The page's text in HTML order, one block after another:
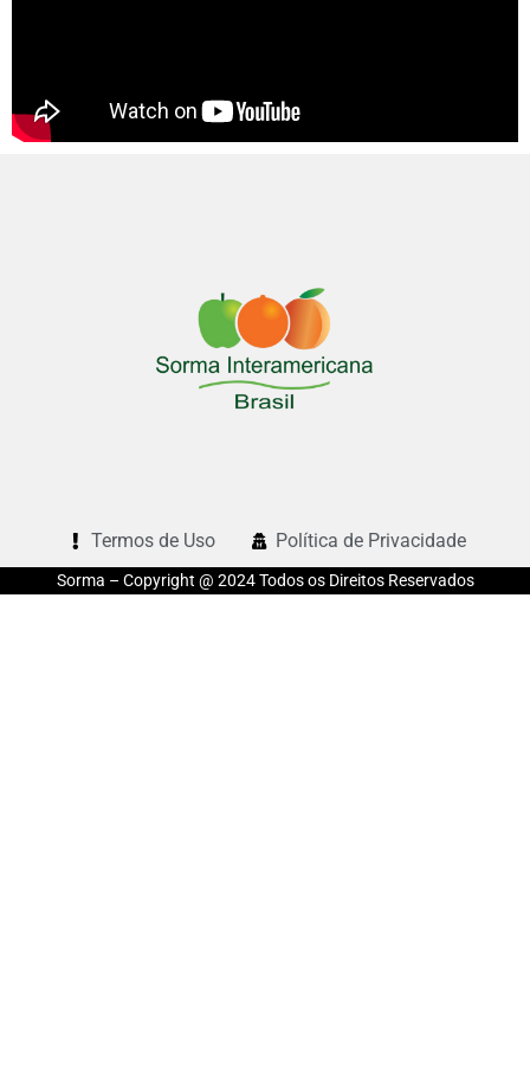
Termos de Uso Política de Privacidade
Sorma – Copyright @ 2024 Todos os Direitos Reservados